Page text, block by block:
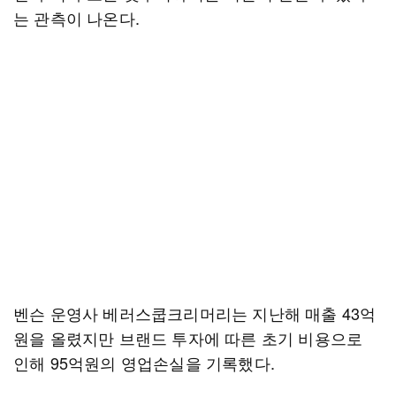
는 관측이 나온다.
벤슨 운영사 베러스쿱크리머리는 지난해 매출 43억
원을 올렸지만 브랜드 투자에 따른 초기 비용으로
인해 95억원의 영업손실을 기록했다.